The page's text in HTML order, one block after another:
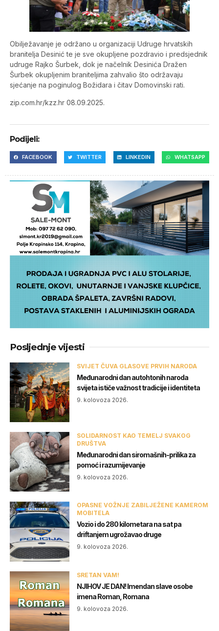
Obilježavanje je održano u organizaciji Udruge hrvatskih
branitelja Desinić te je sve okupljene pozdravio i predsjednik
udruge Rajko Šurbek, dok je načelnik Desinića Dražen
Šurbek okupljenim braniteljima zahvalio što održavaju
sjećanje na poginulog Božidara i čitav Domovinski rati.
zip.com.hr/kzz.hr 08.09.2025.
Podijeli:
FACEBOOK TWITTER LINKEDIN WHATSAPP
Posljednje vijesti
SVIJET ČUVA GLASOVE PRVIH NARODA
Međunarodni dan autohtonih naroda
svijeta ističe važnost tradicije i identiteta
9. kolovoza 2026.
SOLIDARNOST KAO TEMELJ SVAKOG
DRUŠTVA
Međunarodni dan siromašnih-prilika za
pomoć i razumijevanje
9. kolovoza 2026.
OPASNE VOŽNJE ZABILJEŽENE KAMEROM
MOBITELA
Vozio i do 280 kilometara na sat pa
driftanjem ugrožavao druge
9. kolovoza 2026.
SRETAN VAM!
NJIHOV JE DAN! Imendan slave osobe
imena Roman, Romana
9. kolovoza 2026.